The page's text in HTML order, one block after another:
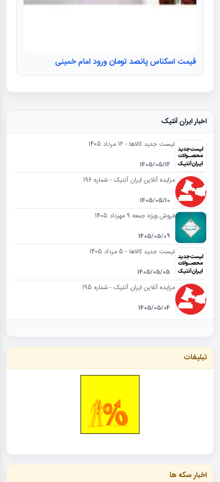
قیمت اسکناس پانصد تومان ورود امام خمینی
اخبار ایران آنتیک
لیست جدید کالاها - 12 مرداد 1405
1405/05/12
مزایده آنلاین ایران آنتیک - شماره 196
1405/05/10
فروش ویژه جمعه 9 مهرداد 1405
1405/05/09
لیست جدید کالاها - 5 مرداد 1405
1405/05/05
مزایده آنلاین ایران آنتیک - شماره 195
1405/05/04
تبلیغات
اخبار سکه ها